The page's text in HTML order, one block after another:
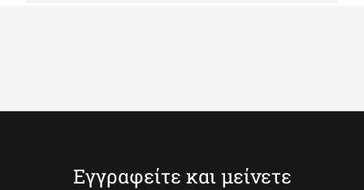
Εγγραφείτε και μείνετε